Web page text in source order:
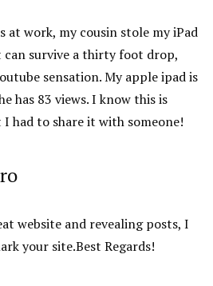
at work, my cousin stole my iPad
can survive a thirty foot drop,
sensation. My apple ipad is
has 83 views. I know this is
had to share it with someone!
website and revealing posts, I
your site.Best Regards!